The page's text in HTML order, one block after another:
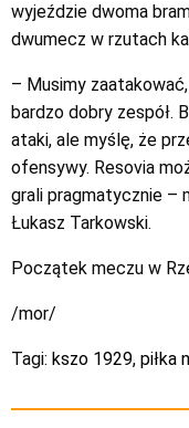
wyjeździe dwoma
dwumecz w rzutach
– Musimy
bardzo dobry zespół.
ataki, ale myślę, że
ofensywy. Resovia
grali pragmatycznie –
Łukasz Tarkowski.
Początek meczu w
/mor/
Tagi: kszo 1929, piłka